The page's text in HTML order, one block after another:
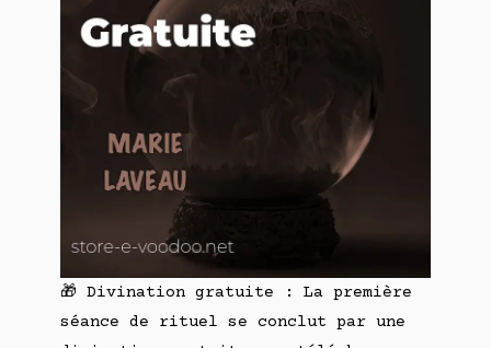
🎁 Divination gratuite : La première
séance de rituel se conclut par une